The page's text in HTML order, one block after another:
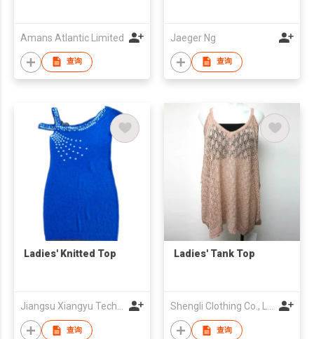
Amans Atlantic Limited
查询
Jaeger Ng
查询
Ladies' Knitted Top
查询
Ladies' Tank Top
查询